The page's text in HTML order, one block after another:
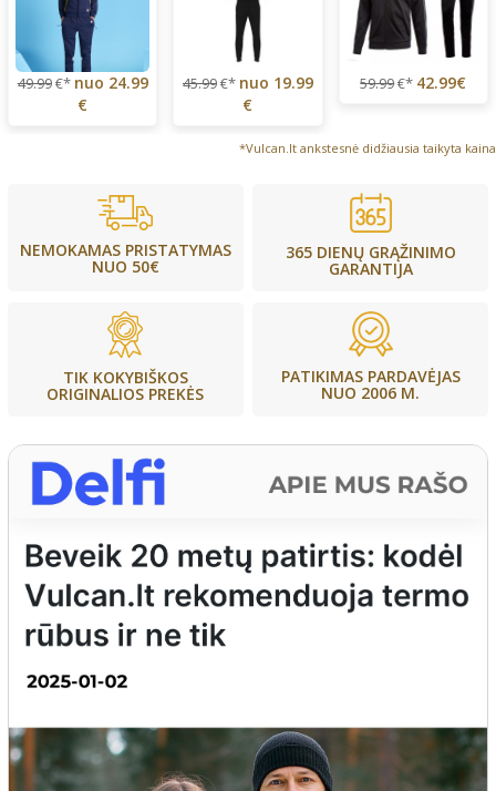
49.99€* nuo 24.99
€
45.99€* nuo 19.99
€
59.99€* 42.99€
*Vulcan.lt ankstesnė didžiausia taikyta kaina
NEMOKAMAS PRISTATYMAS
NUO 50€
365 DIENŲ GRĄŽINIMO
GARANTIJA
TIK KOKYBIŠKOS
ORIGINALIOS PREKĖS
PATIKIMAS PARDAVĖJAS
NUO 2006 M.